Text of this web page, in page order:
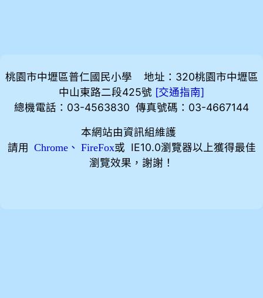
桃園市中壢區普仁國民小學 地址：320桃園市中壢區
中山東路二段425號 [交通指南]
總機電話：03-4563830 傳真號碼：03-4667144
本網站由資訊組維護
請用
Chrome、 FireFox或 IE10.0瀏覽器以上獲得最佳
瀏覽效果，謝謝！